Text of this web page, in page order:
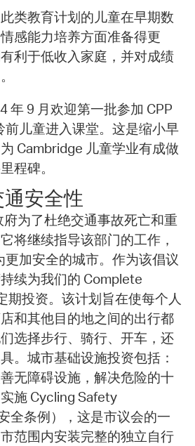
类教育计划的儿童在早期数
感能力培养方面准备得更
利于低收入家庭，并对成绩
年 9 月欢迎第一批参加 CPP
前儿童进入课堂。这是缩小早
Cambridge 儿童学业有成做
程碑。
通安全性
为了杜绝交通事故死亡和重
将继续指导该部门的工作，
更加安全的城市。作为该倡议
续为我们的 Complete
期投资。该计划旨在使每个人
和其他目的地之间的出行都
选择步行、骑行、开车，还
。城市基础设施投资包括：
无障碍设施，解决危险的十
施 Cycling Safety
全条例），这是市议会的一
范围内安装完整的独立自行